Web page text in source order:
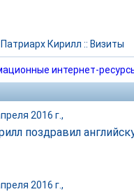
Патриарх Кирилл :: Визиты
интернет-
2016 г.,
поздравил
2016 г.,